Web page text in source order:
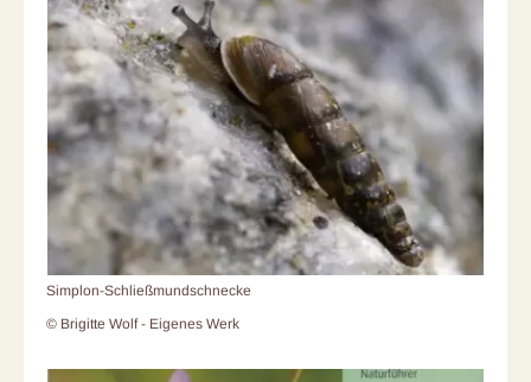
Simplon-Schließmundschnecke
© Brigitte Wolf - Eigenes Werk